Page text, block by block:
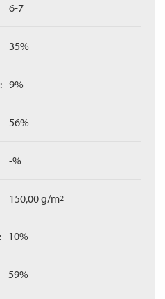
6-7
35%
9%
56%
-%
150,00 g/m2
10%
59%